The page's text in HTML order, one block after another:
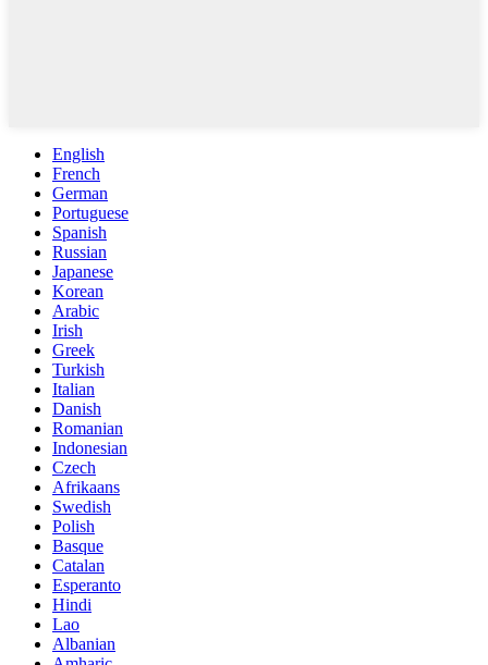
English
French
German
Portuguese
Spanish
Russian
Japanese
Korean
Arabic
Irish
Greek
Turkish
Italian
Danish
Romanian
Indonesian
Czech
Afrikaans
Swedish
Polish
Basque
Catalan
Esperanto
Hindi
Lao
Albanian